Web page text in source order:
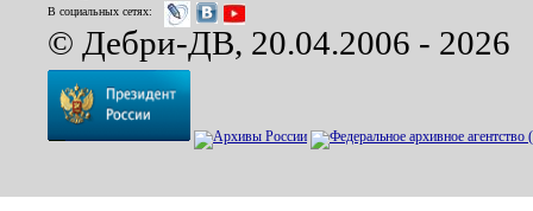
В социальных сетях:
© Дебри-ДВ, 20.04.2006 - 2026